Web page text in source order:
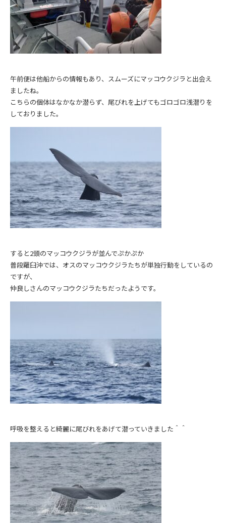
午前便は他船からの情報もあり、スムーズにマッコウクジラと出会え
ましたね。
こちらの個体はなかなか潜らず、尾びれを上げてもゴロゴロ浅潜りを
しておりました。
すると2頭のマッコウクジラが並んでぷかぷか
普段羅臼沖では、オスのマッコウクジラたちが単独行動をしているの
ですが、
仲良しさんのマッコウクジラたちだったようです。
呼吸を整えると綺麗に尾びれをあげて潜っていきました＾＾